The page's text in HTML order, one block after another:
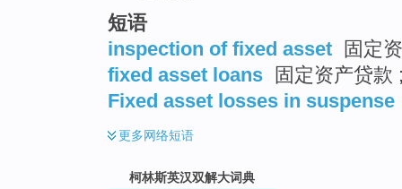
短语
inspection of fixed asset
固定
fixed asset loans
固定资产贷款
Fixed asset losses in suspense
更多网络短语
柯林斯英汉双解大词典